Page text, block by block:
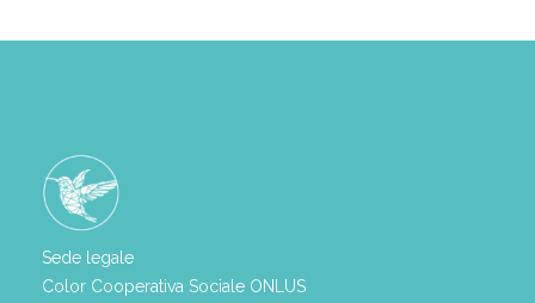
Sede legale
Color Cooperativa Sociale ONLUS